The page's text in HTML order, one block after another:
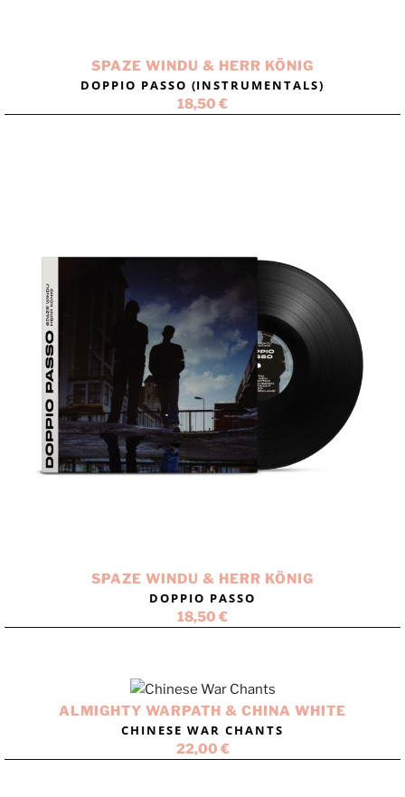
SPAZE WINDU & HERR KÖNIG
DOPPIO PASSO (INSTRUMENTALS)
18,50 €
SPAZE WINDU & HERR KÖNIG
DOPPIO PASSO
18,50 €
ALMIGHTY WARPATH & CHINA WHITE
CHINESE WAR CHANTS
22,00 €